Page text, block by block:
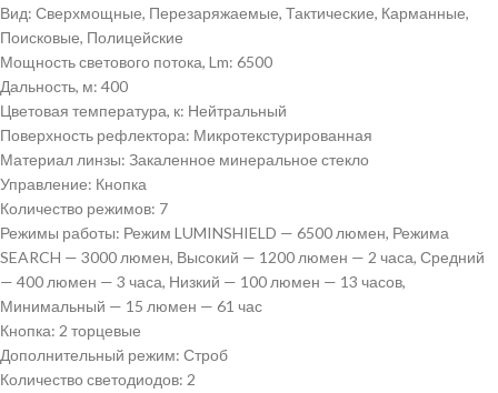
Вид: Сверхмощные, Перезаряжаемые, Тактические, Карманные,
Поисковые, Полицейские
Мощность светового потока, Lm: 6500
Дальность, м: 400
Цветовая температура, к: Нейтральный
Поверхность рефлектора: Микротекстурированная
Материал линзы: Закаленное минеральное стекло
Управление: Кнопка
Количество режимов: 7
Режимы работы: Режим LUMINSHIELD — 6500 люмен, Режима
SEARCH — 3000 люмен, Высокий — 1200 люмен — 2 часа, Средний
— 400 люмен — 3 часа, Низкий — 100 люмен — 13 часов,
Минимальный — 15 люмен — 61 час
Кнопка: 2 торцевые
Дополнительный режим: Строб
Количество светодиодов: 2